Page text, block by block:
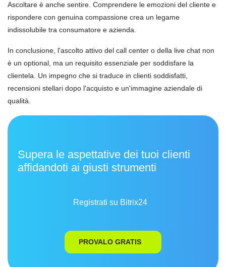
Ascoltare è anche sentire. Comprendere le emozioni del cliente e
rispondere con genuina compassione crea un legame
indissolubile tra consumatore e azienda.
In conclusione, l'ascolto attivo del call center o della live chat non
è un optional, ma un requisito essenziale per soddisfare la
clientela. Un impegno che si traduce in clienti soddisfatti,
recensioni stellari dopo l'acquisto e un'immagine aziendale di
qualità.
Supera le aspettative dei tuoi clienti
affidandoti ai giusti strumenti
Registrati su Bitrix24
PROVALO GRATIS